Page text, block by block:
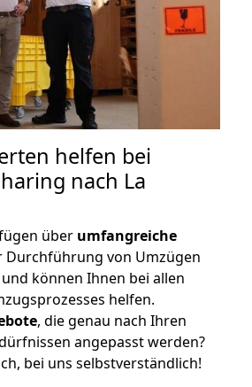
helfen bei
nach La
über umfangreiche
Durchführung von Umzügen
können Ihnen bei allen
helfen.
, die genau nach Ihren
angepasst werden?
bei uns selbstverständlich!